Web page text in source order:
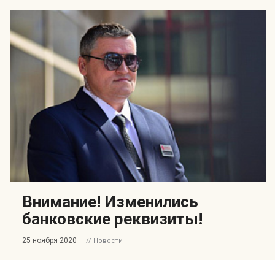
Внимание! Изменились
банковские реквизиты!
25 ноября 2020 // Новости